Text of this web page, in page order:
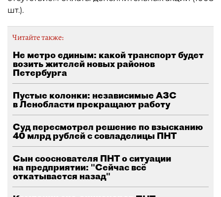
шт.).
Читайте также:
Не метро единым: какой транспорт будет
возить жителей новых районов
Петербурга
Пустые колонки: независимые АЗС
в Ленобласти прекращают работу
Суд пересмотрел решение по взысканию
40 млрд рублей с совладелицы ПНТ
Сын сооснователя ПНТ о ситуации
на предприятии: "Сейчас всё
откатывается назад"